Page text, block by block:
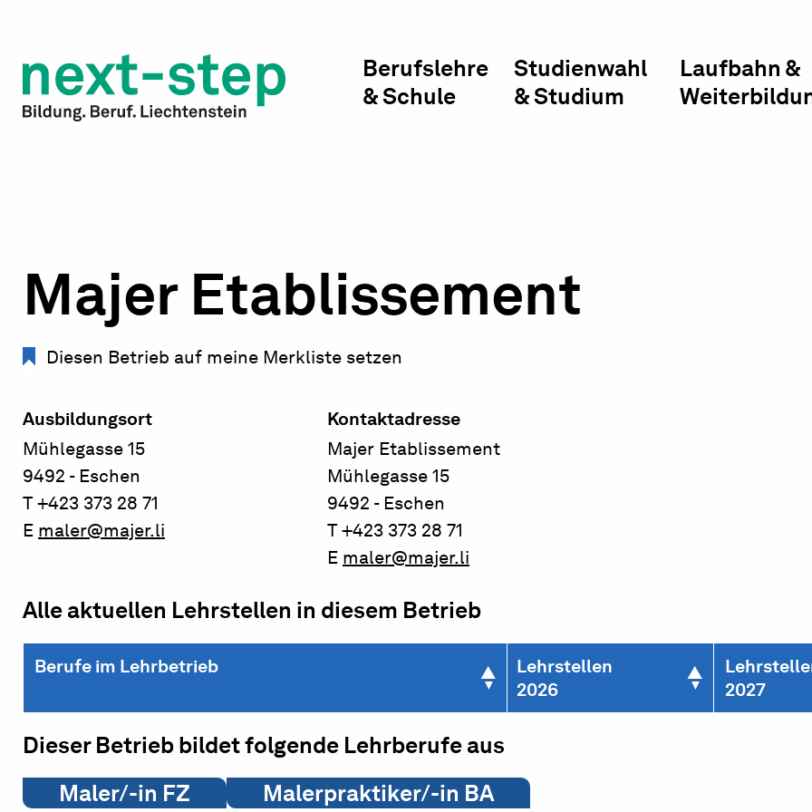
Laufbahn & Weiterbildung
Beratung & Unterstützung
Berufslehre
& Schule
Studienwahl
& Studium
Laufbahn &
Majer Etablissement
Diesen Betrieb auf meine Merkliste setzen
Ausbildungsort
Mühlegasse 15
9492 - Eschen
T +423 373 28 71
E maler@majer.li
Kontaktadresse
Majer Etablissement
Mühlegasse 15
9492 - Eschen
T +423 373 28 71
E maler@majer.li
Alle aktuellen Lehrstellen in diesem Betrieb
Berufe im Lehrbetrieb
Lehrstellen
2026
2027
Dieser Betrieb bildet folgende Lehrberufe aus
Maler/-in FZ
Malerpraktiker/-in BA